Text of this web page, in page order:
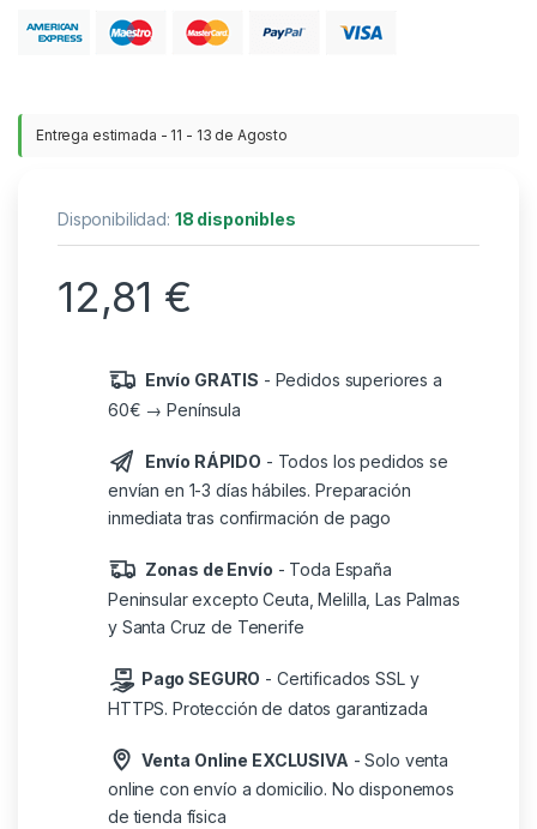
Entrega estimada - 11 - 13 de Agosto
Disponibilidad: 18 disponibles
12,81 €
Envío GRATIS - Pedidos superiores a
60€ → Península
Envío RÁPIDO - Todos los pedidos se
envían en 1-3 días hábiles. Preparación
inmediata tras confirmación de pago
Zonas de Envío - Toda España
Peninsular excepto Ceuta, Melilla, Las Palmas
y Santa Cruz de Tenerife
Pago SEGURO - Certificados SSL y
HTTPS. Protección de datos garantizada
Venta Online EXCLUSIVA - Solo venta
online con envío a domicilio. No disponemos
de tienda física